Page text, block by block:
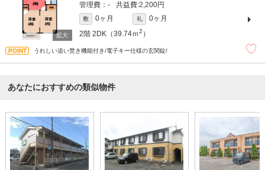
- 2,200円
敷 0ヶ月 礼
0ヶ月
2階 2DK（39.74ｍ2 ）
うれしい追い焚き機能付き/電子キー仕様の玄関錠/
あなたにおすすめの類似物件